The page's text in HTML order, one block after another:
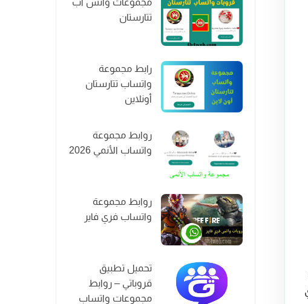
مجموعات واتس اب
تتارستان
رابط مجموعة
واتساب تتارستان
أونلاين
روابط مجموعة
واتساب الأنمي 2026
روابط مجموعة
واتساب فري فاير
تحميل تطبيق
قروباتي – روابط
مجموعات واتساب